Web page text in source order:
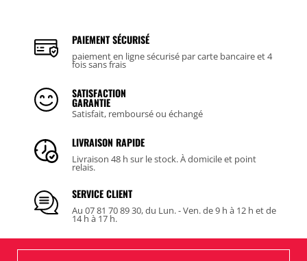
PAIEMENT SÉCURISÉ
paiement en ligne sécurisé par carte bancaire et 4
fois sans frais
SATISFACTION
GARANTIE
Satisfait, remboursé ou échangé
LIVRAISON RAPIDE
Livraison 48 h sur le stock. À domicile et point
relais.
SERVICE CLIENT
Au 07 81 70 89 30, du Lun. - Ven. de 9 h à 12 h et de
14 h à 17 h.